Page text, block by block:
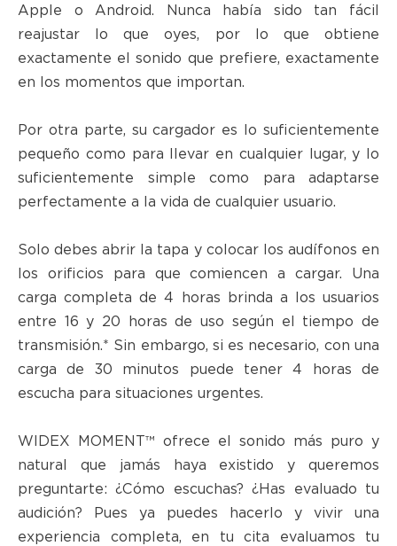
Apple o Android. Nunca había sido tan fácil
reajustar lo que oyes, por lo que obtiene
exactamente el sonido que prefiere, exactamente
en los momentos que importan.
Por otra parte, su cargador es lo suficientemente
pequeño como para llevar en cualquier lugar, y lo
suficientemente simple como para adaptarse
perfectamente a la vida de cualquier usuario.
Solo debes abrir la tapa y colocar los audífonos en
los orificios para que comiencen a cargar. Una
carga completa de 4 horas brinda a los usuarios
entre 16 y 20 horas de uso según el tiempo de
transmisión.* Sin embargo, si es necesario, con una
carga de 30 minutos puede tener 4 horas de
escucha para situaciones urgentes.
WIDEX MOMENT™ ofrece el sonido más puro y
natural que jamás haya existido y queremos
preguntarte: ¿Cómo escuchas? ¿Has evaluado tu
audición? Pues ya puedes hacerlo y vivir una
experiencia completa, en tu cita evaluamos tu